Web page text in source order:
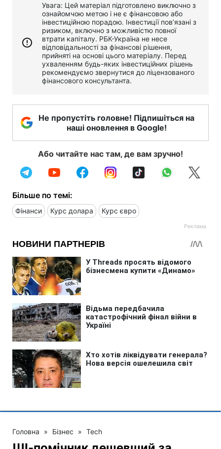
Увага: Цей матеріал підготовлено виключно з
ознайомчою метою і не є фінансовою або
інвестиційною порадою. Інвестиції пов’язані з
ризиком, включно з можливістю повної
втрати капіталу. РБК-Україна не несе
відповідальності за фінансові рішення,
прийняті на основі цього матеріалу. Перед
ухваленням будь-яких інвестиційних рішень
рекомендуємо звернутися до ліцензованого
фінансового консультанта.
Не пропустіть головне! Підпишіться на
наші оновлення в Google!
Або читайте нас там, де вам зручно!
Більше по темі:
Фінанси Курс долара Курс євро
Головна » Бізнес » Tech